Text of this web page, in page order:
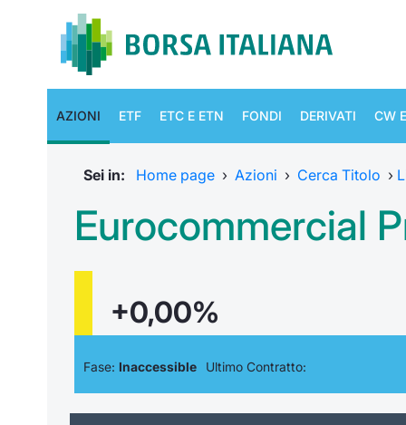
AZIONI ETF ETC E ETN FONDI DERIVATI CW
Sei in: Home page › Azioni › Cerca Titolo ›
Eurocommercial
+0,00%
Fase: Inaccessible Ultimo Contratto: